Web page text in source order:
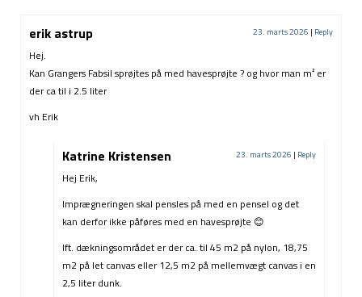
erik astrup 23. marts 2026 | Reply
Hej.
Kan Grangers Fabsil sprøjtes på med havesprøjte ? og hvor man m² er
der ca til i 2.5 liter
vh Erik
Katrine Kristensen 23. marts 2026 | Reply
Hej Erik,
Imprægneringen skal pensles på med en pensel og det
kan derfor ikke påføres med en havesprøjte 😊
Ift. dækningsområdet er der ca. til 45 m2 på nylon, 18,75
m2 på let canvas eller 12,5 m2 på mellemvægt canvas i en
2,5 liter dunk.